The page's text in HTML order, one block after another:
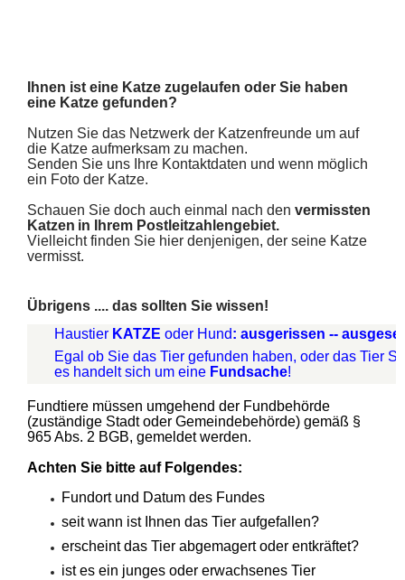
Ihnen ist eine Katze zugelaufen oder Sie haben
eine Katze gefunden?
Nutzen Sie das Netzwerk der Katzenfreunde um auf
die Katze aufmerksam zu machen.
Senden Sie uns Ihre Kontaktdaten und wenn möglich
ein Foto der Katze.
Schauen Sie doch auch einmal nach den vermissten
Katzen in Ihrem Postleitzahlengebiet.
Vielleicht finden Sie hier denjenigen, der seine Katze
vermisst.
Übrigens .... das sollten Sie wissen!
Haustier KATZE oder Hund: ausgerissen --
Egal ob Sie das Tier gefunden haben, oder das Tier
es handelt sich um eine Fundsache!
Fundtiere müssen umgehend der Fundbehörde
(zuständige Stadt oder Gemeindebehörde) gemäß §
965 Abs. 2 BGB, gemeldet werden.
Achten Sie bitte auf Folgendes:
Fundort und Datum des Fundes
seit wann ist Ihnen das Tier aufgefallen?
erscheint das Tier abgemagert oder entkräftet?
ist es ein junges oder erwachsenes Tier